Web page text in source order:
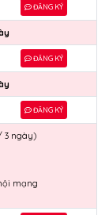
ĐĂNG KÝ
ĐĂNG KÝ
ĐĂNG KÝ
3 ngày)
mạng